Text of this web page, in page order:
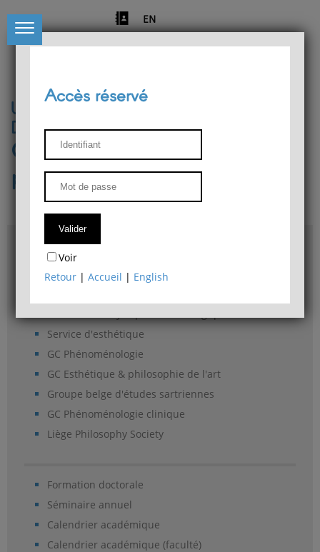
EN
Université de Liège
Département de philosophie
Centre de recherches
phénoménologiques
Accès & plans
Bibliothèque du Département de philosophie
Service d'esthétique
GC Phénoménologie
GC Esthétique & philosophie de l'art
Groupe belge d'études sartriennes
GC Phénoménologie clinique
Liège Philosophy Society
Formation doctorale
Séminaire annuel
Calendrier académique
Calendrier académique (faculté)
Accès réservé
Voir
Retour |Accueil | English